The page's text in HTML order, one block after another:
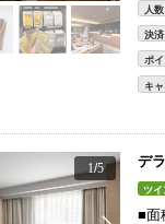
人数
決済
ポイ
キ
1/5 デ
ツイ
■面